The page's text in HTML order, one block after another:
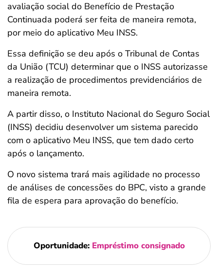
avaliação social do Benefício de Prestação
Continuada poderá ser feita de maneira remota,
por meio do aplicativo Meu INSS.
Essa definição se deu após o Tribunal de Contas
da União (TCU) determinar que o INSS autorizasse
a realização de procedimentos previdenciários de
maneira remota.
A partir disso, o Instituto Nacional do Seguro Social
(INSS) decidiu desenvolver um sistema parecido
com o aplicativo Meu INSS, que tem dado certo
após o lançamento.
O novo sistema trará mais agilidade no processo
de análises de concessões do BPC, visto a grande
fila de espera para aprovação do benefício.
Oportunidade: Empréstimo consignado